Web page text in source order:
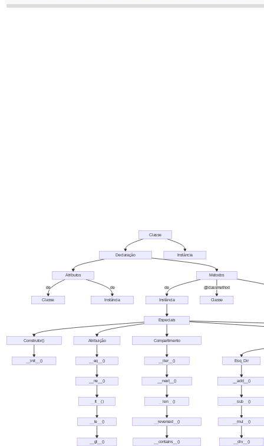
de de @classmethod
de
Classe
Declaração
Métodos
Atributos
Instância
Classe Instância Instância
Especiais
Classe
Construtor()
__init__()
Atribuição
__eq__()
__ne__()
__lt__()
__le__()
__gt__()
Compartimento
__iter__()
__next__()
__len__()
__reversed__()
__contains__()
Esq_Dir
__add__()
__sub__()
__mul__()
__div__()